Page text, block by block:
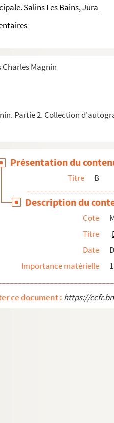
Salins Les Bains, Jura
Magnin
Partie 2. Collection
Frédéric Bignon)
au ministère de l’Intérieur)
du Siècle)
de pianos)
Présentation du
Titre B
Description du
Cote
Titre
Date
Importance matérielle
ce document : https://